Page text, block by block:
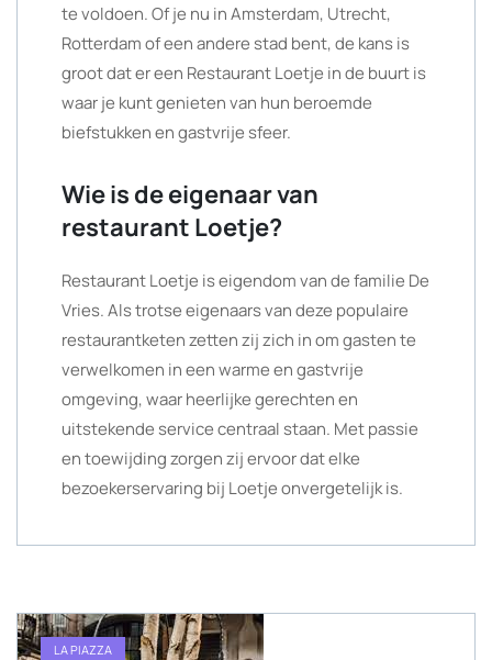
te voldoen. Of je nu in Amsterdam, Utrecht,
Rotterdam of een andere stad bent, de kans is
groot dat er een Restaurant Loetje in de buurt is
waar je kunt genieten van hun beroemde
biefstukken en gastvrije sfeer.
Wie is de eigenaar van
restaurant Loetje?
Restaurant Loetje is eigendom van de familie De
Vries. Als trotse eigenaars van deze populaire
restaurantketen zetten zij zich in om gasten te
verwelkomen in een warme en gastvrije
omgeving, waar heerlijke gerechten en
uitstekende service centraal staan. Met passie
en toewijding zorgen zij ervoor dat elke
bezoekerservaring bij Loetje onvergetelijk is.
LA PIAZZA